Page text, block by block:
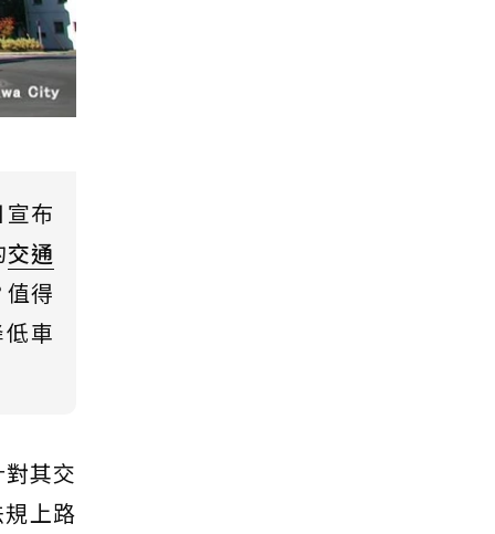
布
交通
得
車
其交
上路